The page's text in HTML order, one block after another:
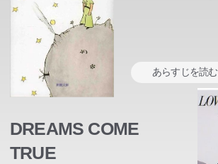
あらすじを読む
DREAMS COME
TRUE